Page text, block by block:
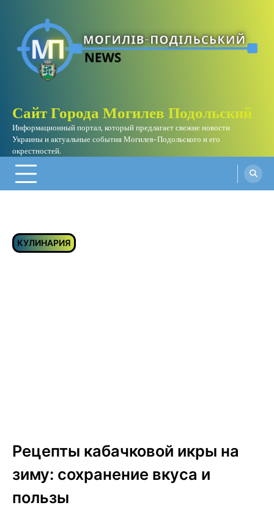
content
Сайт Города Могилев Подольский
Информационный портал, который предлагает свежие новости
Украины и актуальные события Могилев-Подольского и его
окрестностей.
КУЛИНАРИЯ
Рецепты кабачковой икры на
зиму: сохранение вкуса и
пользы